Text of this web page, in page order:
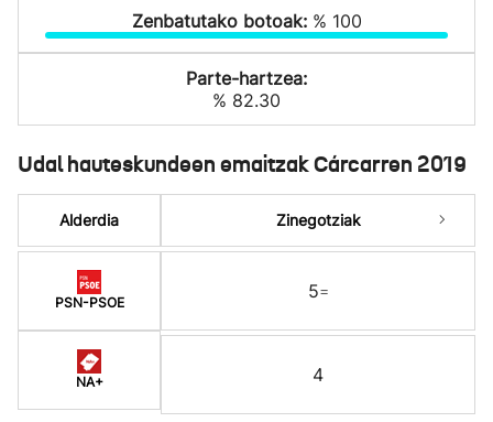
Zenbatutako botoak: % 100
Parte-hartzea:
% 82.30
Udal hauteskundeen emaitzak Cárcarren 2019
Alderdia
PSN-PSOE
NA+
Zinegotziak
5=
4